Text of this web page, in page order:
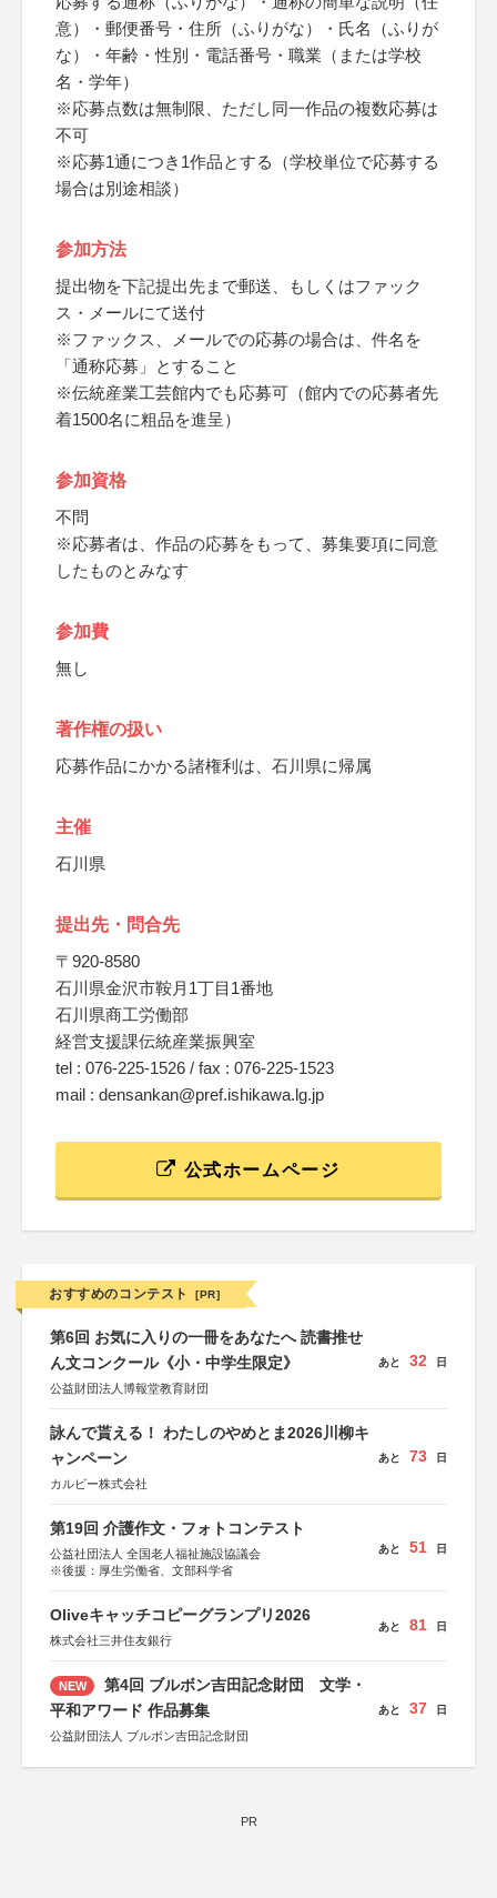
意）・郵便番号・住所（ふりがな）・氏名（ふりが
な）・年齢・性別・電話番号・職業（または学校
名・学年）
※応募点数は無制限、ただし同一作品の複数応募は
不可
※応募1通につき1作品とする（学校単位で応募する
場合は別途相談）
参加方法
提出物を下記提出先まで郵送、もしくはファック
ス・メールにて送付
※ファックス、メールでの応募の場合は、件名を
「通称応募」とすること
※伝統産業工芸館内でも応募可（館内での応募者先
着1500名に粗品を進呈）
参加資格
不問
※応募者は、作品の応募をもって、募集要項に同意
したものとみなす
参加費
無し
著作権の扱い
応募作品にかかる諸権利は、石川県に帰属
主催
石川県
提出先・問合先
〒920-8580
石川県金沢市鞍月1丁目1番地
石川県商工労働部
経営支援課伝統産業振興室
tel : 076-225-1526 / fax : 076-225-1523
mail : densankan@pref.ishikawa.lg.jp
公式ホームページ
おすすめのコンテスト [PR]
第6回 お気に入りの一冊をあなたへ 読書推せ
ん文コンクール《小・中学生限定》
公益財団法人博報堂教育財団
あと 32 日
詠んで貰える！ わたしのやめとま2026川柳キ
ャンペーン
カルビー株式会社
あと 73 日
第19回 介護作文・フォトコンテスト
公益社団法人 全国老人福祉施設協議会
※後援：厚生労働省、文部科学省
あと 51 日
Oliveキャッチコピーグランプリ2026
株式会社三井住友銀行
あと 81 日
NEW
第4回 ブルボン吉田記念財団 文学・
平和アワード 作品募集
公益財団法人 ブルボン吉田記念財団
あと 37 日
PR